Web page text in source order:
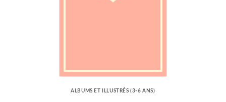
ALBUMS ET ILLUSTRÉS (3-6 ANS)